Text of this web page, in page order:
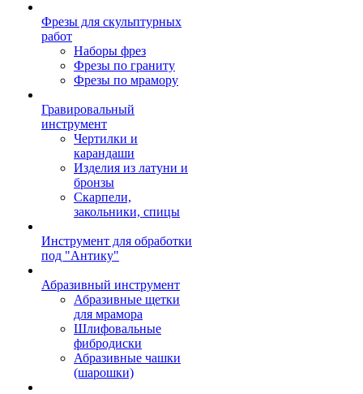
Фрезы для скульптурных
работ
Наборы фрез
Фрезы по граниту
Фрезы по мрамору
Гравировальный
инструмент
Чертилки и
карандаши
Изделия из латуни и
бронзы
Скарпели,
закольники, спицы
Инструмент для обработки
под "Антику"
Абразивный инструмент
Абразивные щетки
для мрамора
Шлифовальные
фибродиски
Абразивные чашки
(шарошки)